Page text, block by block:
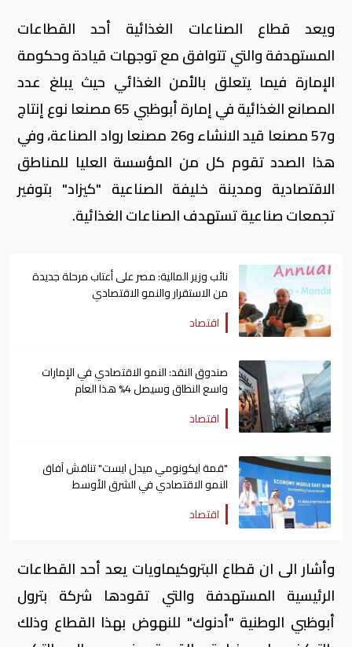
ويعد قطاع الصناعات الغذائية أحد القطاعات
المستهدفة والتي تتوافق مع توجهات قيادة وحكومة
الإمارة فيما يتعلق بالأمن الغذائي حيث يبلغ عدد
المصانع الغذائية في إمارة أبوظبي 65 مصنعا نوع إنتاج
و57 مصنعا قيد الانشاء و26 مصنعا رواد الصناعة، وفي
هذا الصدد تقوم كل من المؤسسة العليا للمناطق
الاقتصادية ومدينة خليفة الصناعية "كيزاد" بتوفير
تجمعات صناعية تستهدف الصناعات الغذائية.
نائب وزير المالية: مصر على أعتاب مرحلة جديدة
من الاستقرار والنمو الاقتصادي
اقتصاد
صندوق النقد: النمو الاقتصادي في الإمارات
واسع النطاق وسيصل 4% هذا العام
اقتصاد
"قمة ايكونومي ميدل ايست" تناقش آفاق
النمو الاقتصادي في الشرق الأوسط
اقتصاد
وأشار الى ان قطاع البتروكيماويات يعد أحد القطاعات
الرئيسية المستهدفة والتي تقودها شركة بترول
أبوظبي الوطنية "أدنوك" للنهوض بهذا القطاع وذلك